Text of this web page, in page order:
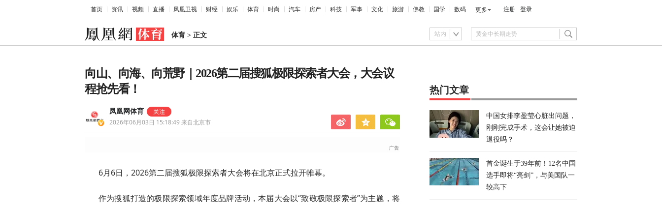
首页 资讯 视频 直播 凤凰卫视 财经 娱乐 体育 时尚 汽车 房产 科技 军事 文化 旅游 佛教 国学 数码 更多 注册 登录
体育 > 正文 站内
向山、向海、向荒野｜2026第二届搜狐极限探索者大会，大会议
程抢先看！
凤凰网体育
2026年06月03日 15:18:49 来自北京市
6月6日，2026第二届搜狐极限探索者大会将在北京正式拉开帷幕。
作为搜狐打造的极限探索领域年度品牌活动，本届大会以“致敬极限探索者”为主题，将
热门文章
中国女排李盈莹心脏出问题，
刚刚完成手术，这会让她被迫
退役吗？
首金诞生于39年前！12名中国
选手即将“亮剑”，与美国队一
较高下